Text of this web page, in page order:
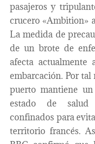
pasajeros y
crucero «Ambition»
La medida de
de un brote de
afecta
embarcación. Por
puerto mantiene
estado de salud
confinados para
territorio francés.